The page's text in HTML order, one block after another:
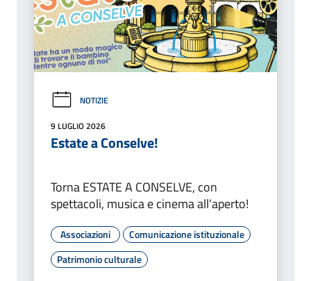
NOTIZIE
9 LUGLIO 2026
Estate a Conselve!
Torna ESTATE A CONSELVE, con
spettacoli, musica e cinema all'aperto!
Associazioni
Comunicazione istituzionale
Patrimonio culturale